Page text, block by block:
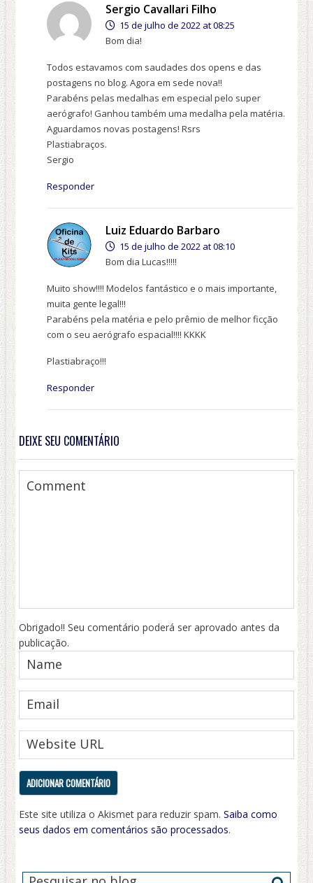
Sergio Cavallari Filho
15 de julho de 2022 at 08:25
Bom dia!
Todos estavamos com saudades dos opens e das
postagens no blog. Agora em sede nova!!
Parabéns pelas medalhas em especial pelo super
aerógrafo! Ganhou também uma medalha pela matéria.
Aguardamos novas postagens! Rsrs
Plastiabraços.
Sergio
Responder
Luiz Eduardo Barbaro
15 de julho de 2022 at 08:10
Bom dia Lucas!!!!!
Muito show!!!! Modelos fantástico e o mais importante,
muita gente legal!!!
Parabéns pela matéria e pelo prêmio de melhor ficção
com o seu aerógrafo espacial!!!! KKKK
Plastiabraço!!!
Responder
DEIXE SEU COMENTÁRIO
Obrigado!! Seu comentário poderá ser aprovado antes da
publicação.
Este site utiliza o Akismet para reduzir spam.Saiba como
seus dados em comentários são processados.